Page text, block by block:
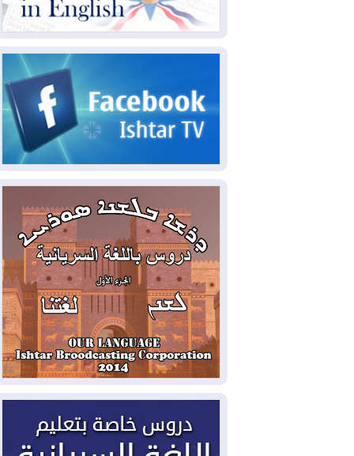
2026-08-06بعد هجومين قرب باب المندب..
الأحمر
2026-08-06مئات القاصرين بلا مأوى.. أزمة
سبتة تتصاعد وتضغط على مدريد
لمدة عام.. بدء توريد 100
مليون قدم مكعب يومياً من غاز كورمور في
إقليم كوردستان إلى وزارة الكهرباء العراقية
2026-08-05
15كارثة بيئية ومناخية ترسم
ملامح أخطر التحديات التي تواجه العراق
اليوم
2026-08-05
حرائق فرنسا.. توقيف 402
شخص بينهم 156 قاصرا منذ بداية موسم
الحرائق
2026-08-04سومو: إنتاج النفط في إقليم
كوردستان انخفض إلى أقل من 10%
ملفات حقبة الكاظمي تعود إلى
الواجهة.. أنباء عن مراجعات قضائية
وتحقيقات أوسع في قضايا فساد